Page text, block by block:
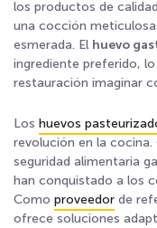
los productos de
una cocción
esmerada. El huevo
ingrediente preferido,
restauración imaginar
Los huevos
revolución en la cocina.
seguridad alimentaria
han conquistado a los
Como proveedor de
ofrece soluciones